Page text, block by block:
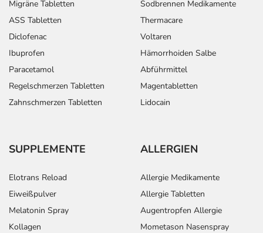
Migräne Tabletten
ASS Tabletten
Diclofenac
Ibuprofen
Paracetamol
Regelschmerzen Tabletten
Zahnschmerzen Tabletten
Sodbrennen Medikamente
Thermacare
Voltaren
Hämorrhoiden Salbe
Abführmittel
Magentabletten
Lidocain
SUPPLEMENTE
Elotrans Reload
Eiweißpulver
Melatonin Spray
Kollagen
ALLERGIEN
Allergie Medikamente
Allergie Tabletten
Augentropfen Allergie
Mometason Nasenspray